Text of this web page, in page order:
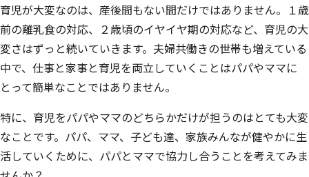
育児が大変なのは、産後間もない間だけではありません。１歳
前の離乳食の対応、２歳頃のイヤイヤ期の対応など、育児の大
変さはずっと続いていきます。夫婦共働きの世帯も増えている
中で、仕事と家事と育児を両立していくことはパパやママに
とって簡単なことではありません。
特に、育児をパパやママのどちらかだけが担うのはとても大変
なことです。パパ、ママ、子ども達、家族みんなが健やかに生
活していくために、パパとママで協力し合うことを考えてみま